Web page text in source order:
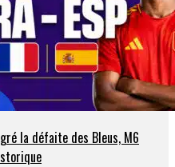
la défaite des Bleus, M6